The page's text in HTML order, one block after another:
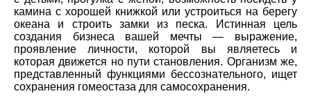
камина с хорошей книжкой или устроиться на берегу
океана и строить замки из песка. Истинная цель
создания бизнеса вашей мечты — выражение,
проявление личности, которой вы являетесь и
которая движется но пути становления. Организм же,
представленный функциями бессознательного, ищет
сохранения гомеостаза для самосохранения.